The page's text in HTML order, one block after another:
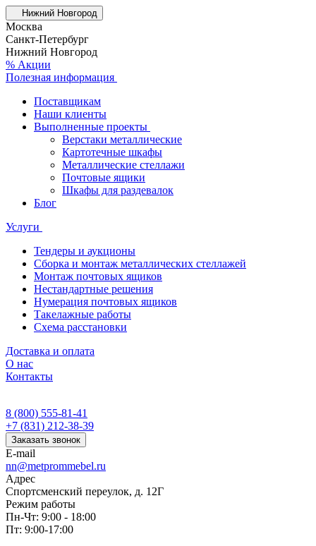
Нижний Новгород
Москва
Санкт-Петербург
Нижний Новгород
% Акции
Полезная информация
Поставщикам
Наши клиенты
Выполненные проекты
Верстаки металлические
Картотечные шкафы
Металлические стеллажи
Почтовые ящики
Шкафы для раздевалок
Блог
Услуги
Тендеры и аукционы
Сборка и монтаж металлических стеллажей
Монтаж почтовых ящиков
Нестандартные решения
Нумерация почтовых ящиков
Такелажные работы
Схема расстановки
Доставка и оплата
О нас
Контакты
8 (800) 555-81-41
+7 (831) 212-38-39
Заказать звонок
E-mail
nn@metprommebel.ru
Адрес
Спортсменский переулок, д. 12Г
Режим работы
Пн-Чт: 9:00 - 18:00
Пт: 9:00-17:00